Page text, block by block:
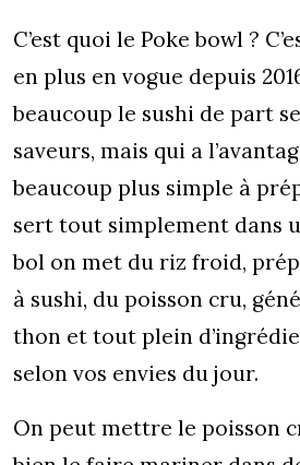
C’est quoi le Poke bowl ?
en plus en vogue depuis
beaucoup le sushi de part
saveurs, mais qui a
beaucoup plus simple à
sert tout simplement dans
bol on met du riz froid,
à sushi, du poisson cru,
thon et tout plein
selon vos envies du jour.
On peut mettre le poisson